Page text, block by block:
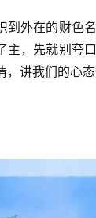
到外在的财色
主，先就别夸
讲我们的心